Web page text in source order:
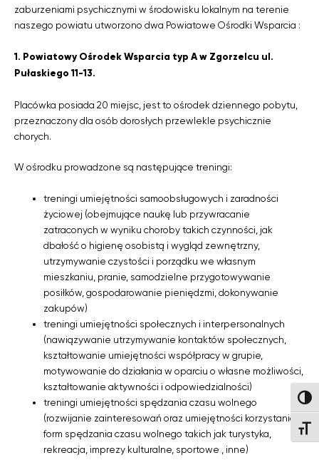
zaburzeniami psychicznymi w środowisku lokalnym na terenie
naszego powiatu utworzono dwa Powiatowe Ośrodki Wsparcia :
1. Powiatowy Ośrodek Wsparcia typ A w Zgorzelcu ul.
Pułaskiego 11-13.
Placówka posiada 20 miejsc, jest to ośrodek dziennego pobytu,
przeznaczony dla osób dorosłych przewlekle psychicznie
chorych.
W ośrodku prowadzone są następujące treningi:
treningi umiejętności samoobsługowych i zaradności
życiowej (obejmujące naukę lub przywracanie
zatraconych w wyniku choroby takich czynności, jak
dbałość o higienę osobistą i wygląd zewnętrzny,
utrzymywanie czystości i porządku we własnym
mieszkaniu, pranie, samodzielne przygotowywanie
posiłków, gospodarowanie pieniędzmi, dokonywanie
zakupów)
treningi umiejętności społecznych i interpersonalnych
(nawiązywanie utrzymywanie kontaktów społecznych,
kształtowanie umiejętności współpracy w grupie,
motywowanie do działania w oparciu o własne możliwości,
kształtowanie aktywności i odpowiedzialności)
treningi umiejętności spędzania czasu wolnego
(rozwijanie zainteresowań oraz umiejętności korzystania z
form spędzania czasu wolnego takich jak turystyka,
rekreacja, imprezy kulturalne, sportowe , inne)